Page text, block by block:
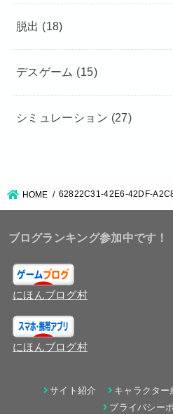
脱出 (18)
デスゲーム (15)
シミュレーション (27)
HOME 62822C31-42E6-42DF-
ブログランキング参加中です！
にほんブログ村
にほんブログ村
サイト紹介 キャラクター
プライバシー